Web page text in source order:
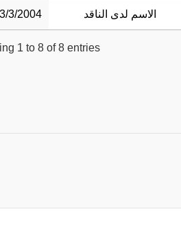
الاسم لدى الناقد 3/3/2004
1 to 8 of 8 entries